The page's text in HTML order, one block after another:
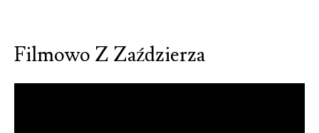
Filmowo Z Zaździerza